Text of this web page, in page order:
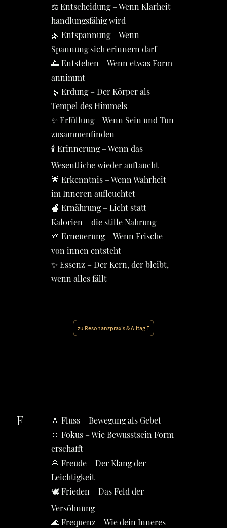
⚖️ Entscheidung – Wenn Klarheit
handlungsfähig wird
🌿 Entspannung – Wenn
Spannung sich erinnern darf
🌅 Entstehen – Wenn etwas Form
annimmt
🌿 Erdung – Der Körper als
Tempel des Himmels
✨ Erfüllung – Wenn Sein und Tun
zusammenfinden
🕯️ Erinnerung – Wenn das
Wesentliche wieder auftaucht
🌟 Erkenntnis – Wenn Wahrheit
im Inneren aufleuchtet
🍎 Ernährung – Licht statt
Kalorien – die stille Nahrung
🌱 Erneuerung – Wenn Frische
von innen entsteht
✨ Essenz – Der Kern, der bleibt,
wenn alles fällt
zu Resonanzpraxis & Alltag E
F
💧 Fluss – Bewegung als Gebet
🔆 Fokus – Wie Bewusstsein Form
erschafft
🌸 Freude – Der Klang der
Leichtigkeit
🕊️ Frieden – Das Feld der
Versöhnung
🌊 Frequenz – Wie dein Inneres